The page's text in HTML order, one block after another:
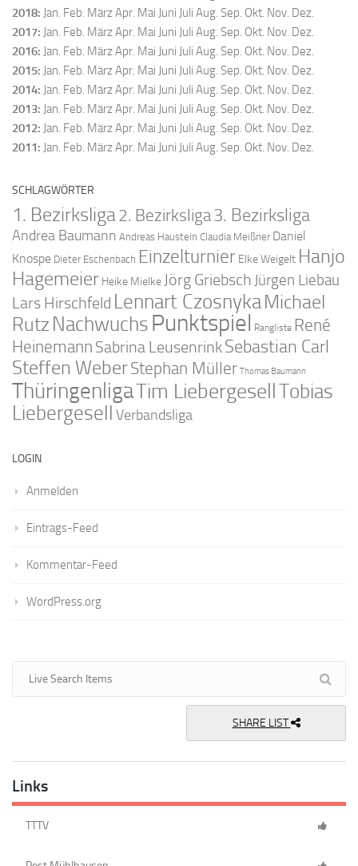
2018: Jan. Feb. MärzApr. Mai Juni Juli Aug. Sep. Okt. Nov. Dez.
2017: Jan. Feb. MärzApr. Mai Juni Juli Aug. Sep. Okt. Nov. Dez.
2016: Jan. Feb. MärzApr. Mai Juni Juli Aug. Sep. Okt. Nov. Dez.
2015: Jan. Feb. MärzApr. Mai Juni Juli Aug. Sep. Okt. Nov. Dez.
2014: Jan. Feb. MärzApr. Mai Juni Juli Aug. Sep. Okt. Nov. Dez.
2013: Jan. Feb. MärzApr. Mai Juni Juli Aug. Sep. Okt. Nov. Dez.
2012: Jan. Feb. MärzApr. Mai Juni Juli Aug. Sep. Okt. Nov. Dez.
2011: Jan. Feb. MärzApr. Mai Juni Juli Aug. Sep. Okt. Nov. Dez.
SCHLAGWÖRTER
1. Bezirksliga2. Bezirksliga3. Bezirksliga
Andrea Baumann Andreas Haustein Claudia Meißner Daniel
Knospe Dieter Eschenbach Einzelturnier Elke Weigelt Hanjo
Hagemeier Heike Mielke Jörg Griebsch Jürgen Liebau
Lars Hirschfeld Lennart CzosnykaMichael
Rutz Nachwuchs Punktspiel Rangliste René
Heinemann Sabrina LeusenrinkSebastian Carl
Steffen WeberStephan Müller Thomas Baumann
ThüringenligaTim LiebergesellTobias
Liebergesell Verbandsliga
LOGIN
Anmelden
Eintrags-Feed
Kommentar-Feed
WordPress.org
SHARE LIST
Links
TTTV